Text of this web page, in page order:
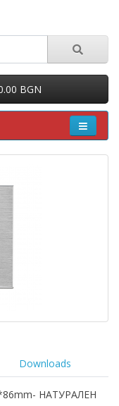
- €0.00 / 0.00 BGN
Downloads
НАТУРАЛЕН